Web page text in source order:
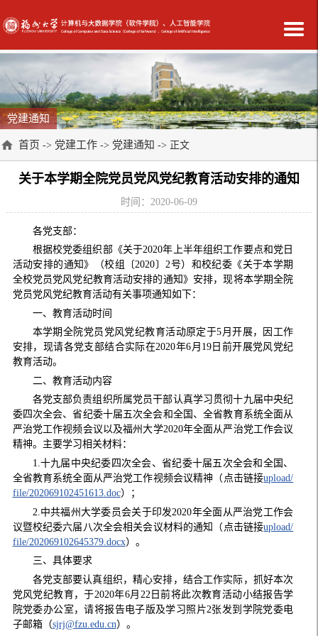
党建通知
首页 -> 党建工作 -> 党建通知 -> 正文
关于本学期全院党员党风党纪教育活动安排的通知
时间：2020-06-09
各党支部：
根据校党委组织部《关于2020年上半年组织工作要点和党日
活动安排的通知》（校组〔2020 〕2号）和校纪委《关于本学期
全校党员党风党纪教育活动安排的通知》安排，现将本学期全院
党员党风党纪教育活动有关事项通知如下：
一、教育活动时间
本学期全院党员党风党纪教育活动原定于5月开展，因工作
安排，现请各党支部结合实际在2020年6月 19日前开展党风党纪
教育活动。
二、教育活动内容
各党支部负责组织所属党员干部认真学习贯彻十九届中央纪
委四次全会、省纪委十届五次全会和全国、全省教育系统全面从
严治党工作视频会议以及福州大学2020年全面从严治党工作会议
精神。主要学习相关材料：
1.十九届中央纪委四次全会、省纪委十届五次全会和全国、
全省教育系统全面从严治党工作视频会议精神（点击链接upload/
file/202069102451613.doc）；
2. 中共福州大学委员会关于印发2020年全面从严治党工作会
议暨校纪委六届八次全会相关会议材料的通知（点击链接upload/
file/202069102645379.docx）。
三、具体要求
各党支部要认真组织，精心安排，结合工作实际，抓好本次
党风党纪教育，于2020年6月 22 日前将此次教育活动小结报告学
院党委办公室，请将报告电子版及学习照片2张发到学院党委电
子邮箱（sjrj@fzu.edu.cn）。